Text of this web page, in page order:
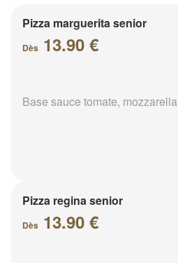
Pizza marguerita senior
Dès 13.90 €
Base sauce tomate, mozzarella
Pizza regina senior
Dès 13.90 €